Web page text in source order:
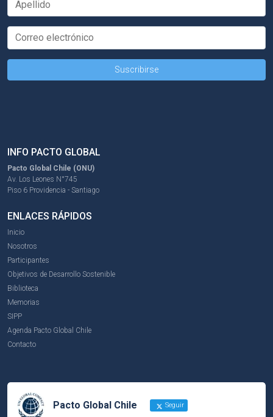
INFO PACTO GLOBAL
Pacto Global Chile (ONU)
Av. Los Leones N°745
Piso 6 Providencia - Santiago
ENLACES RÁPIDOS
Inicio
Nosotros
Participantes
Objetivos de Desarrollo Sostenible
Biblioteca
Memorias
SIPP
Agenda Pacto Global Chile
Contacto
Pacto Global Chile Seguir